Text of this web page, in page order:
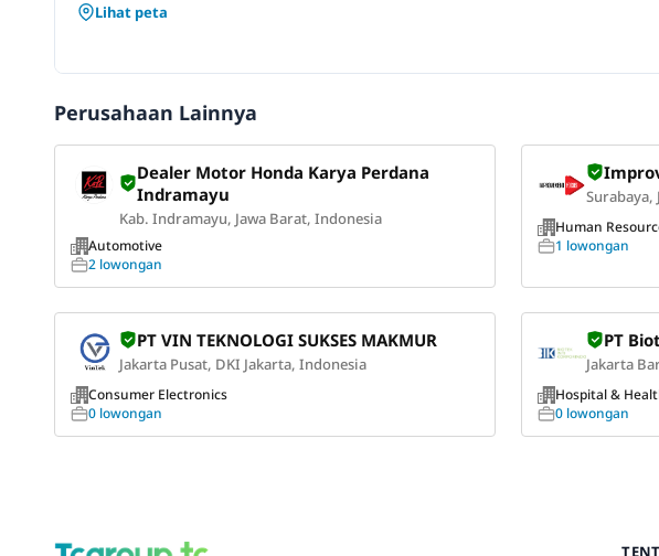
Lihat peta
Perusahaan Lainnya
Dealer Motor Honda Karya Perdana
Indramayu
Kab. Indramayu, Jawa Barat, Indonesia
Automotive
2 lowongan
Surabaya,
Human
1 lowongan
PT VIN TEKNOLOGI SUKSES MAKMUR
Jakarta Pusat, DKI Jakarta, Indonesia
Consumer Electronics
0 lowongan
PT
Jakarta
Hospital &
0 lowongan